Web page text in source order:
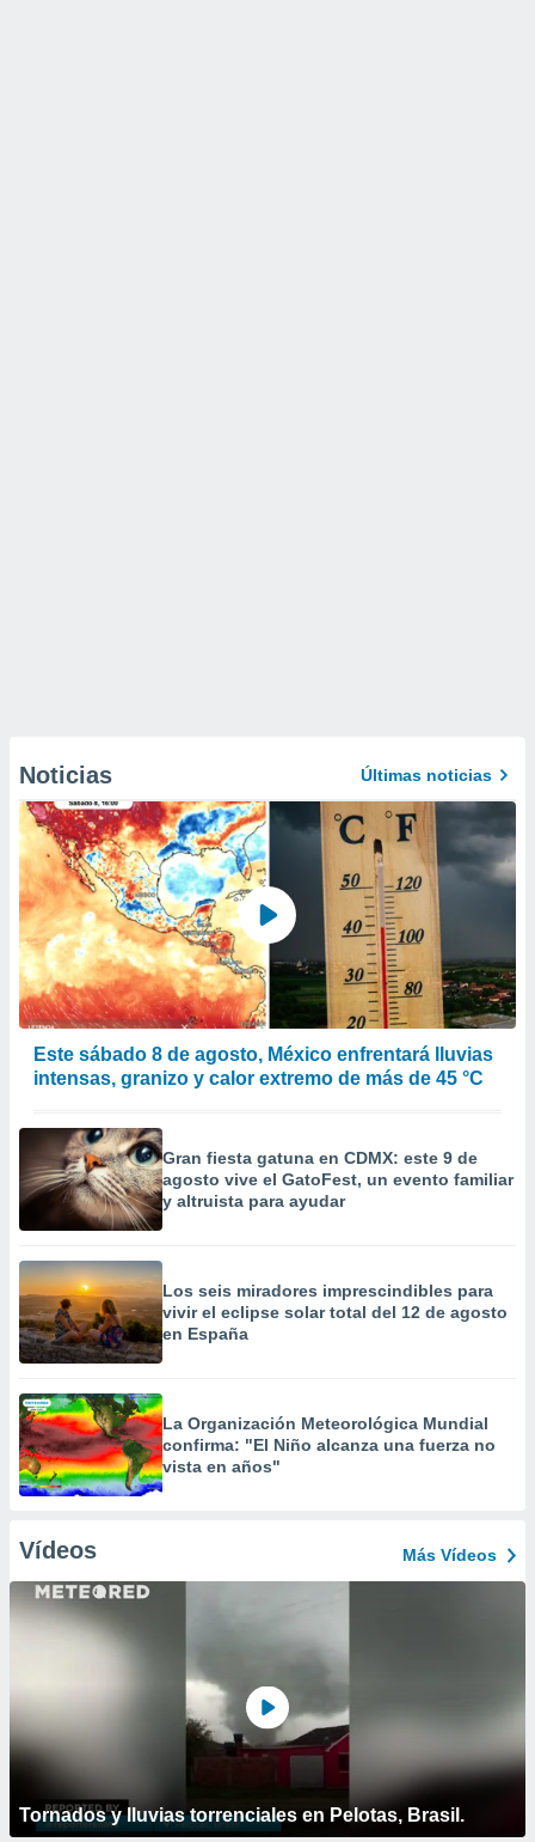
Noticias Últimas noticias
Este sábado 8 de agosto, México enfrentará lluvias
intensas, granizo y calor extremo de más de 45 °C
Gran fiesta gatuna en CDMX: este 9 de
agosto vive el GatoFest, un evento familiar
y altruista para ayudar
Los seis miradores imprescindibles para
vivir el eclipse solar total del 12 de agosto
en España
La Organización Meteorológica Mundial
confirma: "El Niño alcanza una fuerza no
vista en años"
Vídeos Más Vídeos
Tornados y lluvias torrenciales en Pelotas, Brasil.